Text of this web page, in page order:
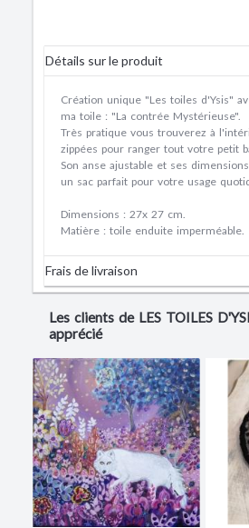
Détails sur le produit
Création unique "Les toiles d'Ysis"
ma toile : "La contrée
Très pratique vous trouverez à
zippées pour ranger tout votre petit
Son anse ajustable et ses
un sac parfait pour votre usage
Dimensions : 27x 27 cm.
Matière : toile enduite imperméable.
Frais de livraison
Les clients de LES TOILES
apprécié